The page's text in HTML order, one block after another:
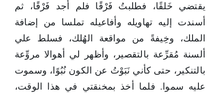
يقتضي خَلقًا، فطلبتُ فَرْقًا فلم أجد فَرْقًا، ثم
أسندت إليه تهاويله وأفاعيله تملسا من إضافة
الملك، وخِيفةً من مواقعة الهُلك، فسلط علي
ألسنة مُقرِّعة بالتقصير، وأظهر لي أهوالا مروِّعة
بالتنكير، حتى كأني نَبَوْتُ عن الكون نُبُوًا، وسموت
عليه سموا. فلما أخذ بمخنقتي في هذا الوقت،